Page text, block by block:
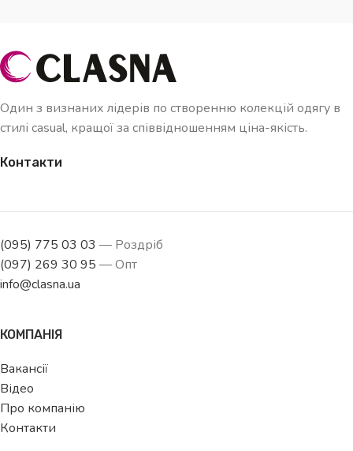
Один з визнаних лідерів по створенню колекцій одягу в
стилі casual, кращої за співвідношенням ціна-якість.
Контакти
(095) 775 03 03 — Роздріб
(097) 269 30 95 — Опт
info@clasna.ua
КОМПАНІЯ
Вакансії
Відео
Про компанію
Контакти